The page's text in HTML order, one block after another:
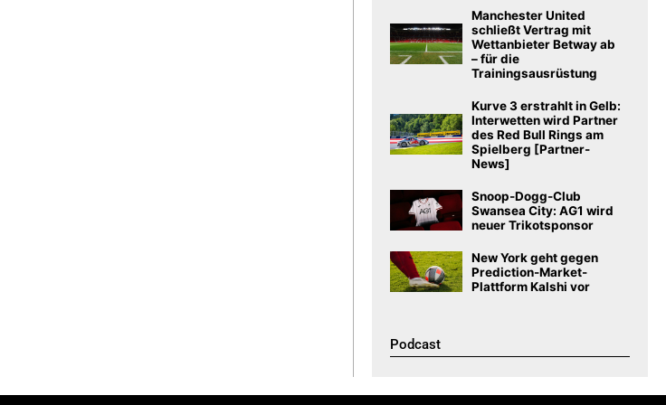
Manchester United
schließt Vertrag mit
Wettanbieter Betway ab
– für die
Trainingsausrüstung
Kurve 3 erstrahlt in Gelb:
Interwetten wird Partner
des Red Bull Rings am
Spielberg [Partner-
News]
Snoop-Dogg-Club
Swansea City: AG1 wird
neuer Trikotsponsor
New York geht gegen
Prediction-Market-
Plattform Kalshi vor
Podcast​